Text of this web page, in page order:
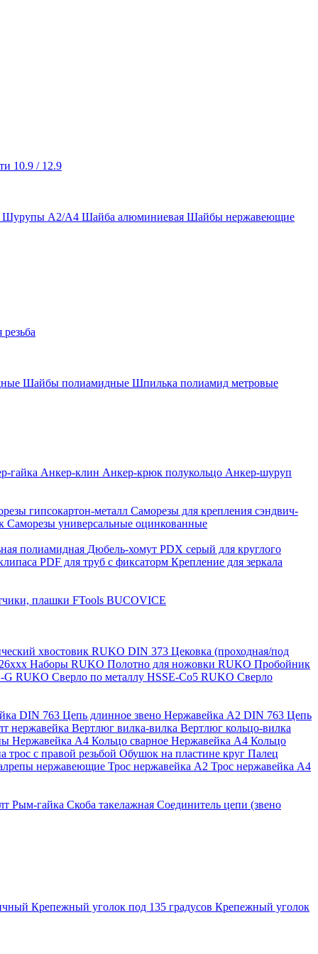
10.9 / 12.9
Шурупы А2/А4 Шайба алюминиевая Шайбы нержавеющие
Шайбы полиамидные Шпилька полиамид метровые
гайка Анкер-клин Анкер-крюк полукольцо Анкер-шуруп
гипсокартон-металл Саморезы для крепления сэндвич-
Саморезы универсальные оцинкованные
полиамидная Дюбель-хомут PDX серый для круглого
PDF для труб с фиксаторм Крепление для зеркала
плашки FTools BUCOVICE
хвостовик RUKO DIN 373 Цековка (проходная/под
Наборы RUKO Полотно для ножовки RUKO Пробойник
G RUKO Сверло по металлу HSSE-Co5 RUKO Сверло
DIN 763 Цепь длинное звено Нержавейка A2 DIN 763 Цепь
нержавейка Вертлюг вилка-вилка Вертлюг кольцо-вилка
Нержавейка А4 Кольцо сварное Нержавейка A4 Кольцо
трос с правой резьбой Обушок на пластине круг Палец
нержавеющие Трос нержавейка А2 Трос нержавейка А4
Рым-гайка Скоба такелажная Соединитель цепи (звено
Крепежный уголок под 135 градусов Крепежный уголок